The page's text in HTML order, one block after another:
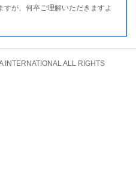
が、何卒ご理解いただきますよ